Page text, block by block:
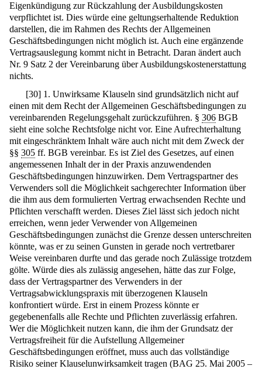
Eigenkündigung zur Rückzahlung der Ausbildungskosten
verpflichtet ist. Dies würde eine geltungserhaltende Reduktion
darstellen, die im Rahmen des Rechts der Allgemeinen
Geschäftsbedingungen nicht möglich ist. Auch eine ergänzende
Vertragsauslegung kommt nicht in Betracht. Daran ändert auch
Nr. 9 Satz 2 der Vereinbarung über Ausbildungskostenerstattung
nichts.
[30] 1. Unwirksame Klauseln sind grundsätzlich nicht auf
einen mit dem Recht der Allgemeinen Geschäftsbedingungen zu
vereinbarenden Regelungsgehalt zurückzuführen. § 306 BGB
sieht eine solche Rechtsfolge nicht vor. Eine Aufrechterhaltung
mit eingeschränktem Inhalt wäre auch nicht mit dem Zweck der
§§ 305 ff. BGB vereinbar. Es ist Ziel des Gesetzes, auf einen
angemessenen Inhalt der in der Praxis anzuwendenden
Geschäftsbedingungen hinzuwirken. Dem Vertragspartner des
Verwenders soll die Möglichkeit sachgerechter Information über
die ihm aus dem formulierten Vertrag erwachsenden Rechte und
Pflichten verschafft werden. Dieses Ziel lässt sich jedoch nicht
erreichen, wenn jeder Verwender von Allgemeinen
Geschäftsbedingungen zunächst die Grenze dessen unterschreiten
könnte, was er zu seinen Gunsten in gerade noch vertretbarer
Weise vereinbaren durfte und das gerade noch Zulässige trotzdem
gölte. Würde dies als zulässig angesehen, hätte das zur Folge,
dass der Vertragspartner des Verwenders in der
Vertragsabwicklungspraxis mit überzogenen Klauseln
konfrontiert würde. Erst in einem Prozess könnte er
gegebenenfalls alle Rechte und Pflichten zuverlässig erfahren.
Wer die Möglichkeit nutzen kann, die ihm der Grundsatz der
Vertragsfreiheit für die Aufstellung Allgemeiner
Geschäftsbedingungen eröffnet, muss auch das vollständige
Risiko seiner Klauselunwirksamkeit tragen (BAG 25. Mai 2005 –